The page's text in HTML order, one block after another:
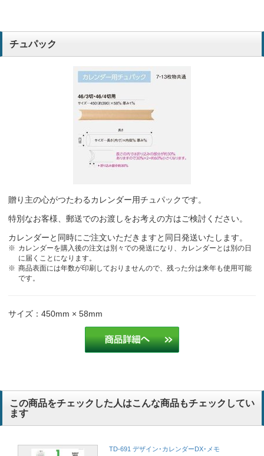
昨年度も同様のものを注文し、良かったため。
エコ、価格、3ヵ月タイプ 卸売業
今まで市内の業者さんへお願いしておりましたが、毎年値上げがあ
り、かなり高額となってしまったため。
住宅木材・建材販売業
チュパック
贈り主の心がつたわるカレンダー用チュパックです。
特別なお客様、郵送でのお渡しをお考えの方はご検討ください。
カレンダーと同時にご注文いただきますと同日発送いたします。
カレンダーを購入後の注文は別々での発送になり、カレンダーとは別の日
に届くことになります。
商品表面には年数が印刷しておりませんので、残った分は来年も使用可能
です。
サイズ：450mm × 58mm
この商品をチェックした人はこんな商品もチェックしてい
ます
TD-691 デザイン･カレンダーDX･メモ